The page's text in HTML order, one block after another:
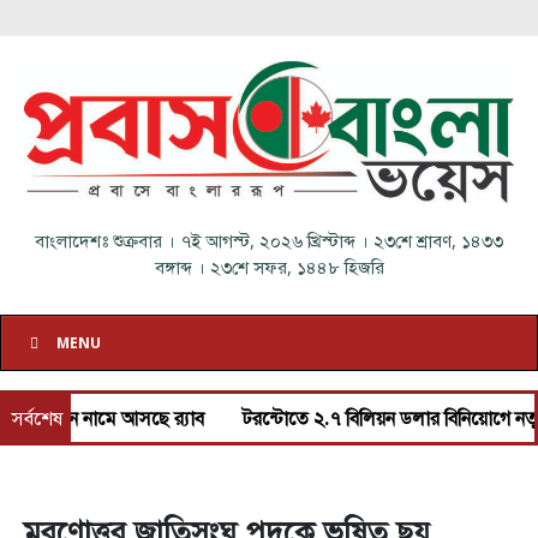
বাংলাদেশঃ শুক্রবার । ৭ই আগস্ট, ২০২৬ খ্রিস্টাব্দ । ২৩শে শ্রাবণ, ১৪৩৩
বঙ্গাব্দ। ২৩শে সফর, ১৪৪৮ হিজরি
MENU
সর্বশেষ
নামে আসছে র‌্যাব টরন্টোতে ২.৭ বিলিয়ন ডলার বিনিয়োগে নতুন ভাড়ার